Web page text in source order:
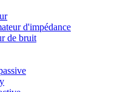
d'impédance
de bruit